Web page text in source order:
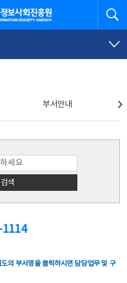
흥원
부서안내
검색
의 부서명을 클릭하시면 담당업무 및 구